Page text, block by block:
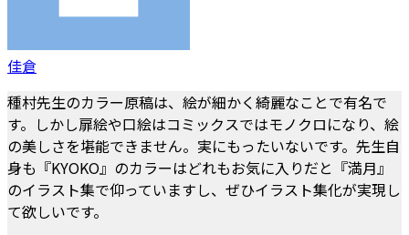
佳倉
種村先生のカラー原稿は、絵が細かく綺麗なことで有名で
す。しかし扉絵や口絵はコミックスではモノクロになり、絵
の美しさを堪能できません。実にもったいないです。先生自
身も『KYOKO』のカラーはどれもお気に入りだと『満月』
のイラスト集で仰っていますし、ぜひイラスト集化が実現し
て欲しいです。